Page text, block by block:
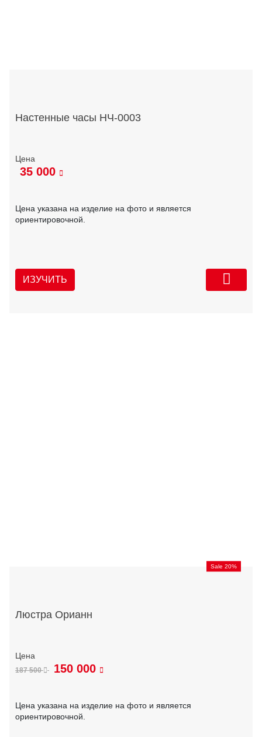
Настенные часы НЧ-0003
35 000
Цена указана на изделие на фото и является
ориентировочной.
ИЗУЧИТЬ
Sale 20%
Люстра Орианн
187 500 150 000
Цена указана на изделие на фото и является
ориентировочной.